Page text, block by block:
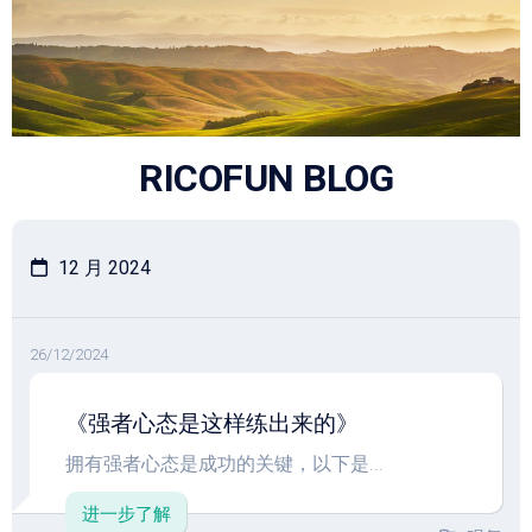
跳
至
容
RICOFUN BLOG
12 月 2024
26/12/2024
《强者心态是这样练出来的》
拥有强者心态是成功的关键，以下是...
进一步了解